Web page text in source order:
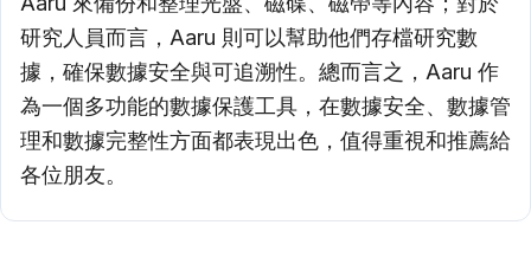
研究人員而言，Aaru 則可以幫助他們存檔研究數
據，確保數據安全與可追溯性。總而言之，Aaru 作
為一個多功能的數據保護工具，在數據安全、數據管
理和數據完整性方面都表現出色，值得重視和推薦給
各位朋友。